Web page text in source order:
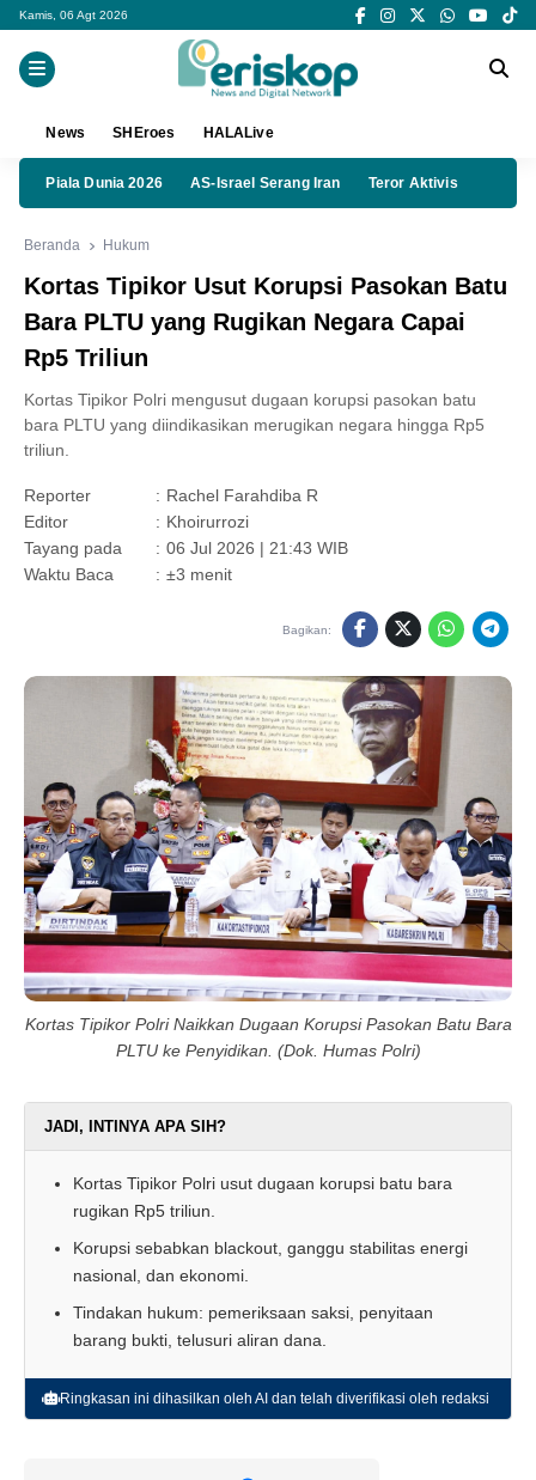
Kamis, 06 Agt 2026
News SHEroes HALALive
Piala Dunia 2026 AS-Israel Serang Iran Teror Aktivis
Beranda Hukum
Kortas Tipikor Usut Korupsi Pasokan Batu
Bara PLTU yang Rugikan Negara Capai
Rp5 Triliun
Kortas Tipikor Polri mengusut dugaan korupsi pasokan batu
bara PLTU yang diindikasikan merugikan negara hingga Rp5
triliun.
Reporter : Rachel Farahdiba R
Editor
: Khoirurrozi
Tayang pada
: 06 Jul 2026 | 21:43 WIB
Waktu Baca
: ±3 menit
Bagikan:
Kortas Tipikor Polri Naikkan Dugaan Korupsi Pasokan Batu Bara
PLTU ke Penyidikan. (Dok. Humas Polri)
JADI, INTINYA APA SIH?
Kortas Tipikor Polri usut dugaan korupsi batu bara
rugikan Rp5 triliun.
Korupsi sebabkan blackout, ganggu stabilitas energi
nasional, dan ekonomi.
Tindakan hukum: pemeriksaan saksi, penyitaan
barang bukti, telusuri aliran dana.
Ringkasan ini dihasilkan oleh AI dan telah diverifikasi oleh redaksi